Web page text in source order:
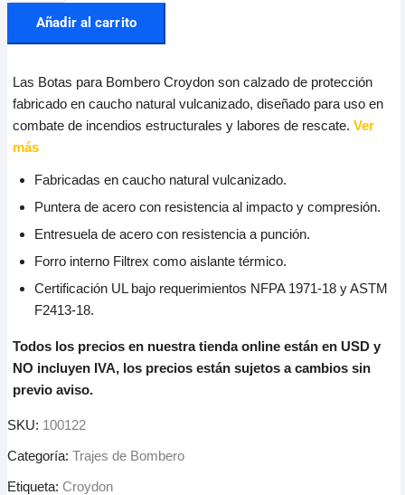
Añadir al carrito
Las Botas para Bombero Croydon son calzado de protección
fabricado en caucho natural vulcanizado, diseñado para uso en
combate de incendios estructurales y labores de rescate. Ver
más
Fabricadas en caucho natural vulcanizado.
Puntera de acero con resistencia al impacto y compresión.
Entresuela de acero con resistencia a punción.
Forro interno Filtrex como aislante térmico.
Certificación UL bajo requerimientos NFPA 1971-18 y ASTM
F2413-18.
Todos los precios en nuestra tienda online están en USD y
NO incluyen IVA, los precios están sujetos a cambios sin
previo aviso.
SKU: 100122
Categoría: Trajes de Bombero
Etiqueta: Croydon